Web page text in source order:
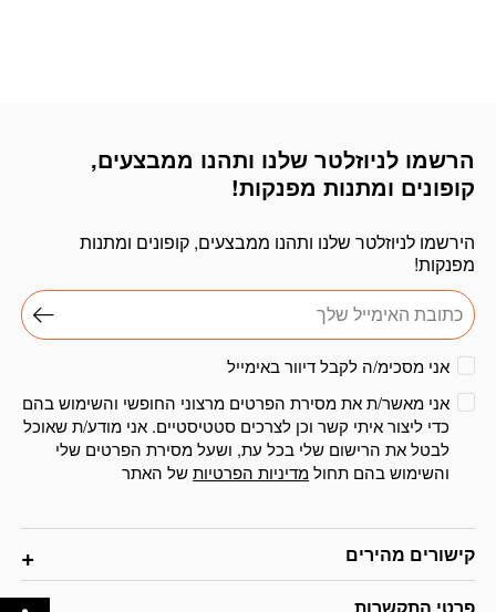
קישורים מהירים
פרטי התקשרות
הרשמו לניוזלטר שלנו ותהנו ממבצעים,
קופונים ומתנות מפנקות!
הירשמו לניוזלטר שלנו ותהנו ממבצעים, קופונים ומתנות
מפנקות!
דוא׳׳ל
אני מסכימ/ה לקבל דיוור באימייל
אני מאשר/ת את מסירת הפרטים מרצוני החופשי והשימוש בהם
כדי ליצור איתי קשר וכן לצרכים סטטיסטיים. אני מודע/ת שאוכל
לבטל את הרישום שלי בכל עת, ושעל מסירת הפרטים שלי
והשימוש בהם תחולמדיניות הפרטיותשל האתר